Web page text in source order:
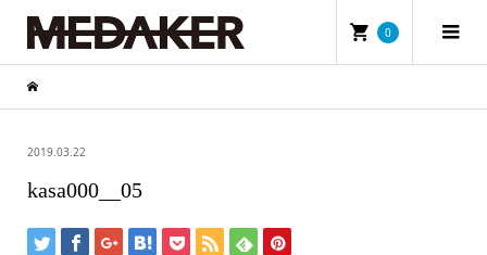
0
2019.03.22
kasa000__05